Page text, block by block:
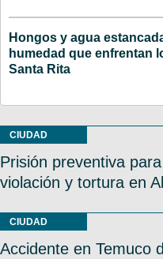
Hongos y agua
humedad que enfrentan
Santa Rita
CIUDAD
Prisión preventiva
violación y tortura en
CIUDAD
Accidente en Temuco